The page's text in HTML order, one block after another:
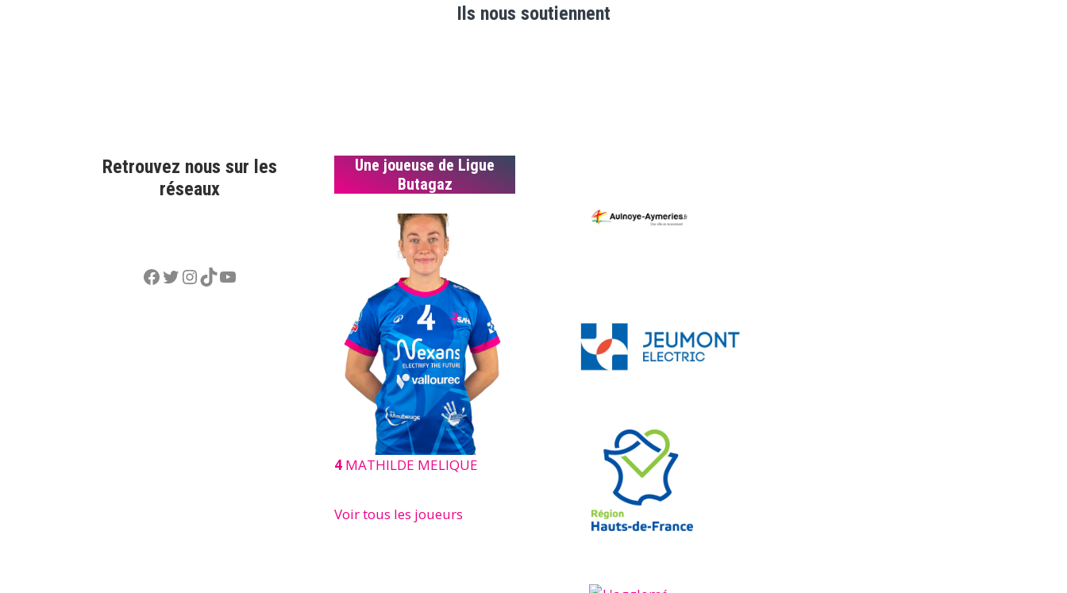
Ils nous soutiennent
Retrouvez nous sur les
réseaux
Facebook
Twitter
Instagram
TikTok
YouTube
Une joueuse de Ligue
Butagaz
4 MATHILDE MELIQUE
Voir tous les joueurs